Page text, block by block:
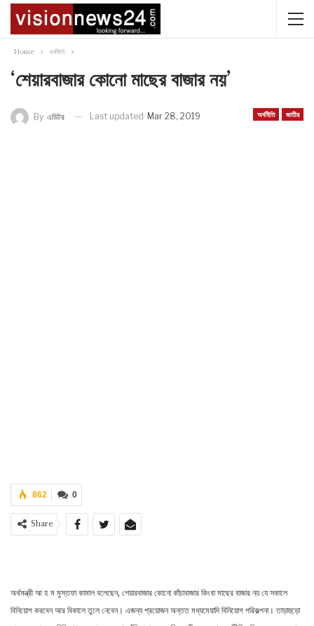
Home অর্থনীতি
‘শেয়ারবাজার কোনো মাছের বাজার নয়’
অর্থনীতি জাতীয়
By এডিটর Last updated Mar 28, 2019
0
862
Share
অর্থমন্ত্রী আ হ ম মুস্তফা কামাল বলেছেন, শেয়ারবাজার কোনো কাঁচাবাজার কিংবা মাছের বাজার নয় যে সকালে
বিনিয়োগ করবেন আর বিকালে তুলে নেবেন। এজন্য প্রয়োজন অন্তত মধ্যমেয়াদি বিনিয়োগ পরিকল্পনা। তাড়াহুড়ো